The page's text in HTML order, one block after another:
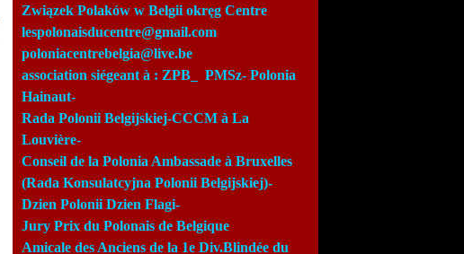
Związek Polaków w Belgii okręg Centre
lespolonaisducentre@gmail.com
poloniacentrebelgia@live.be
association siégeant à : ZPB_
PMSz- Polonia
Hainaut-
Rada Polonii Belgijskiej-CCCM à La
Louvière-
Conseil de la Polonia Ambassade à Bruxelles
(Rada Konsulatcyjna Polonii Belgijskiej)-
Dzien Polonii Dzien Flagi-
Jury Prix du Polonais de Belgique
Amicale des Anciens de la 1e Div.Blindée du